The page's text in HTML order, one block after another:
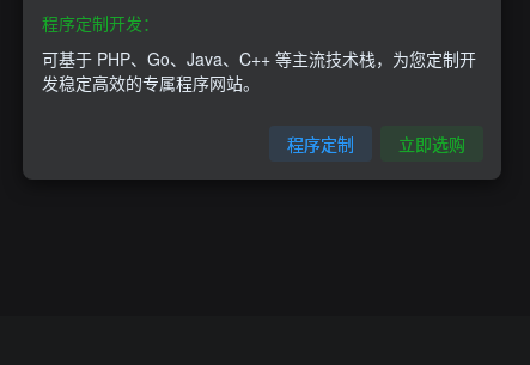
程序定制开发：
可基于 PHP、Go、Java、C++ 等主流技术栈，为您定制开
发稳定高效的专属程序网站。
程序定制 立即选购